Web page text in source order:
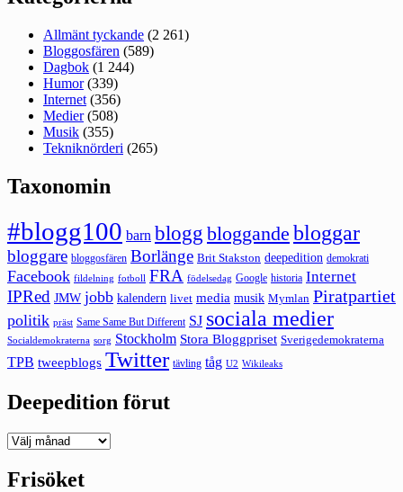
Allmänt tyckande (2 261)
Bloggosfären (589)
Dagbok (1 244)
Humor(339)
Internet (356)
Medier(508)
Musik (355)
Tekniknörderi (265)
Taxonomin
#blogg100 barn blogg bloggande bloggar
bloggare bloggosfären Borlänge Brit Stakston deepedition demokrati
Facebook fildelning fotboll FRA födelsedag Google historia Internet
IPRed JMW jobb kalendern livet media musik Mymlan Piratpartiet
politik präst Same Same But Different SJ sociala medier
Socialdemokraterna sorg Stockholm Stora Bloggpriset Sverigedemokraterna
TPB tweepblogs Twitter tävling tåg U2 Wikileaks
Deepedition förut
Deepedition
Frisöket